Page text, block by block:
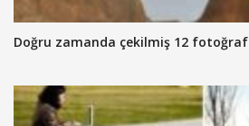
Doğru zamanda çekilmiş 12 fotoğraf